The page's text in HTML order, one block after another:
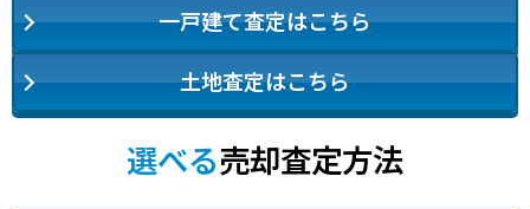
一戸建て査定はこちら
土地査定はこちら
選べる売却査定方法